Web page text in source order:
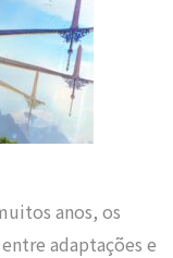
anos, os
adaptações e